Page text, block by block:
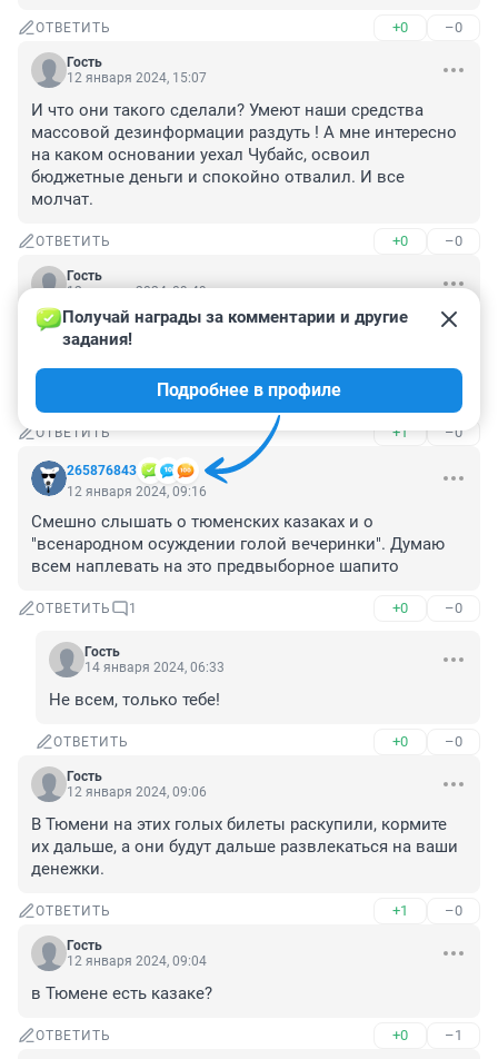
ОТВЕТИТЬ +0 –0
Гость
12 января 2024, 15:07
И что они такого сделали? Умеют наши средства
массовой дезинформации раздуть ! А мне интересно
на каком основании уехал Чубайс, освоил
бюджетные деньги и спокойно отвалил. И все
молчат.
ОТВЕТИТЬ +0 –0
Гость
12 января 2024, 09:49
А кто это?
Забвение - вот их наказание!
Мы не знаем их: ивлеевых, киркоровых, биланов,
лолит, собчакови пугачих....... канули в лету.
ОТВЕТИТЬ +1 –0
265876843
Получай награды за комментарии и другие
задания!
Подробнее в профиле
12 января 2024, 09:16
Смешно слышать о тюменских казаках и о
"всенародном осуждении голой вечеринки". Думаю
всем наплевать на это предвыборное шапито
ОТВЕТИТЬ 1 +0 –0
Гость
14 января 2024, 06:33
Не всем, только тебе!
ОТВЕТИТЬ +0 –0
Гость
12 января 2024, 09:06
В Тюмени на этих голых билеты раскупили, кормите
их дальше, а они будут дальше развлекаться на ваши
денежки.
ОТВЕТИТЬ +1 –0
Гость
12 января 2024, 09:04
в Тюмене есть казаке?
ОТВЕТИТЬ +0 –1